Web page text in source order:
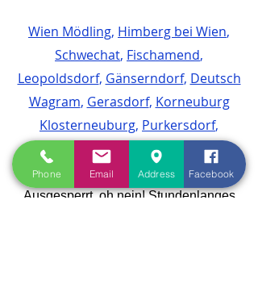
Wien Mödling, Himberg bei Wien,
Schwechat, Fischamend,
Leopoldsdorf, Gänserndorf, Deutsch
Wagram, Gerasdorf, Korneuburg
Klosterneuburg, Purkersdorf,
Breitenfurt bei Wien
.
Ausgesperrt, oh nein! Stundenlanges
Phone Email Address Facebook